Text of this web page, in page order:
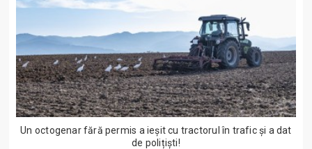
Un octogenar fără permis a ieșit cu tractorul în trafic și a dat
de polițiști!